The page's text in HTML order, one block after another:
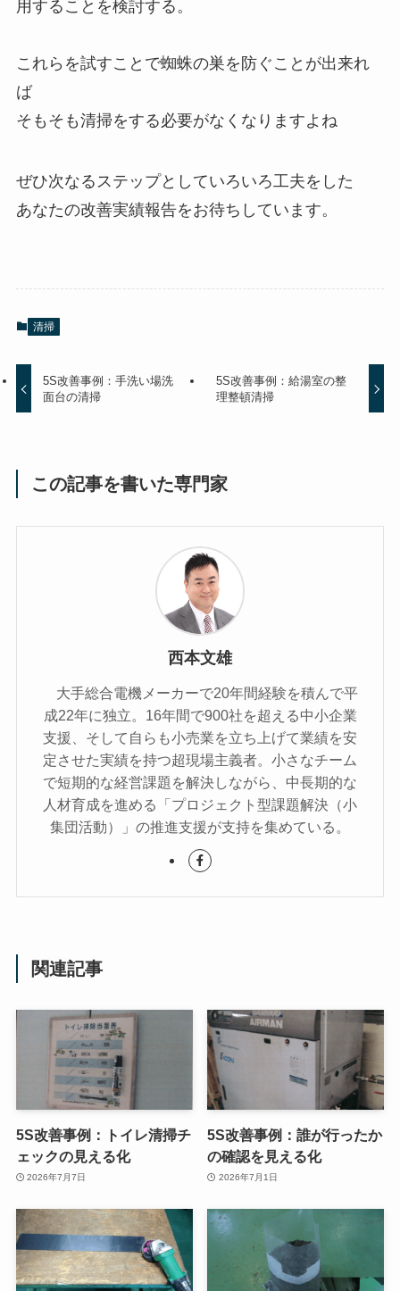
用することを検討する。
これらを試すことで蜘蛛の巣を防ぐことが出来れ
ば
そもそも清掃をする必要がなくなりますよね
ぜひ次なるステップとしていろいろ工夫をした
あなたの改善実績報告をお待ちしています。
清掃
5S改善事例：手洗い場洗
面台の清掃
5S改善事例：給湯室の整
理整頓清掃
この記事を書いた専門家
西本文雄
大手総合電機メーカーで20年間経験を積んで平
成22年に独立。16年間で900社を超える中小企業
支援、そして自らも小売業を立ち上げて業績を安
定させた実績を持つ超現場主義者。小さなチーム
で短期的な経営課題を解決しながら、中長期的な
人材育成を進める「プロジェクト型課題解決（小
集団活動）」の推進支援が支持を集めている。
関連記事
5S改善事例：トイレ清掃チ
ェックの見える化
2026年7月7日
5S改善事例：誰が行ったか
の確認を見える化
2026年7月1日